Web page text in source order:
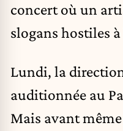
concert où un
slogans hostiles
Lundi, la
auditionnée au
Mais avant